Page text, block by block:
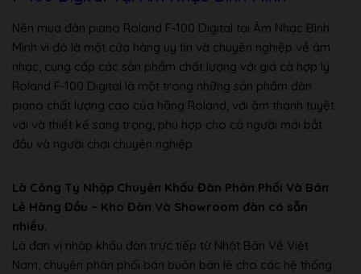
– Cổng Midi In/Out
– Xuất xứ: Nhật Bản
Nên mua đàn piano Roland F-100 Digital tại Âm Nhạc Bình
Minh vì đó là một cửa hàng uy tín và chuyên nghiệp về âm
nhạc, cung cấp các sản phẩm chất lượng với giá cả hợp lý.
Roland F-100 Digital là một trong những sản phẩm đàn
piano chất lượng cao của hãng Roland, với âm thanh tuyệt
vời và thiết kế sang trọng, phù hợp cho cả người mới bắt
đầu và người chơi chuyên nghiệp.
Là Công Ty Nhập Chuyên Khẩu Đàn Phân Phối Và Bán
Lẻ Hàng Đầu – Kho Đàn Và Showroom đàn có sẵn
nhiều.
Là đơn vị nhập khẩu đàn trực tiếp từ Nhật Bản Về Việt
Nam, chuyên phân phối bán buôn bán lẻ cho các hệ thống